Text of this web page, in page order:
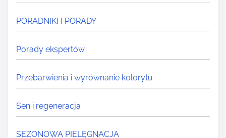
PORADNIKI I PORADY
Porady ekspertów
Przebarwienia i wyrównanie kolorytu
Sen i regeneracja
SEZONOWA PIELĘGNACJA